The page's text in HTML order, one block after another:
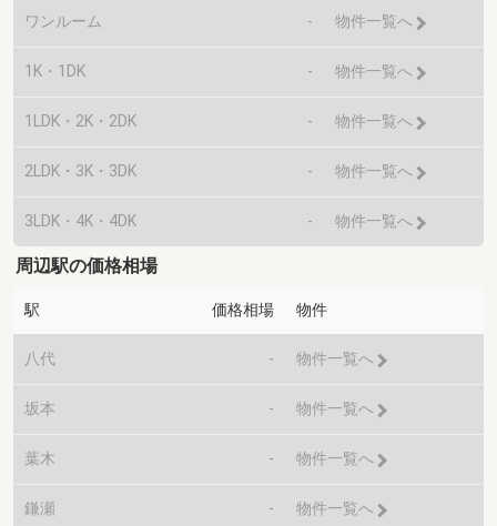
ワンルーム - 物件一覧へ
1K・1DK - 物件一覧へ
1LDK・2K・2DK - 物件一覧へ
2LDK・3K・3DK - 物件一覧へ
3LDK・4K・4DK - 物件一覧へ
周辺駅の価格相場
駅 価格相場 物件
八代 - 物件一覧へ
坂本 - 物件一覧へ
葉木 - 物件一覧へ
鎌瀬 - 物件一覧へ